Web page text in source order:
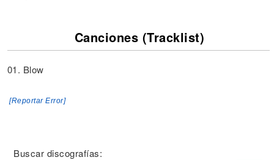
Canciones (Tracklist)
01. Blow
[Reportar Error]
Buscar discografías: